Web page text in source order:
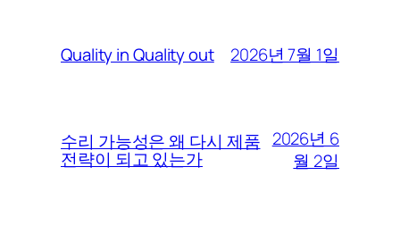
Quality in Quality out 2026년 7월 1일
수리 가능성은 왜 다시 제품
전략이 되고 있는가
2026년 6
월 2일